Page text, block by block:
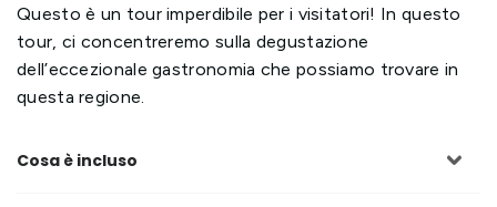
Questo è un tour imperdibile per i visitatori! In questo
tour, ci concentreremo sulla degustazione
dell’eccezionale gastronomia che possiamo trovare in
questa regione.
Cosa è incluso